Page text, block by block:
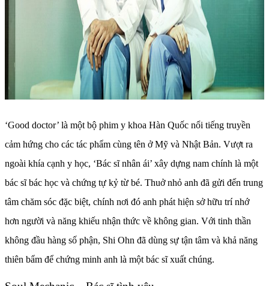
‘Good doctor’ là một bộ phim y khoa Hàn Quốc nổi tiếng truyền
cảm hứng cho các tác phẩm cùng tên ở Mỹ và Nhật Bản. Vượt ra
ngoài khía cạnh y học, ‘Bác sĩ nhân ái’ xây dựng nam chính là một
bác sĩ bác học và chứng tự kỷ từ bé. Thuở nhỏ anh đã gửi đến trung
tâm chăm sóc đặc biệt, chính nơi đó anh phát hiện sở hữu trí nhớ
hơn người và năng khiếu nhận thức về không gian. Với tinh thần
không đầu hàng số phận, Shi Ohn đã dùng sự tận tâm và khả năng
thiên bẩm để chứng minh anh là một bác sĩ xuất chúng.